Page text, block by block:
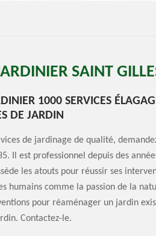
SAINT
1000 SERVICES
DE JARDIN
de jardinage de qualité,
Il est professionnel depuis des
les atouts pour réussir ses
humains comme la passion de la
pour réaménager un jardin
Contactez-le.